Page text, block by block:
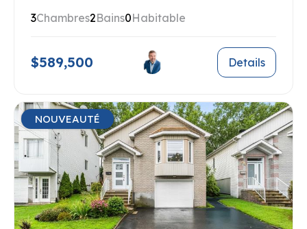
3Chambres2Bains0Habitable
$589,500 Details
NOUVEAUTÉ